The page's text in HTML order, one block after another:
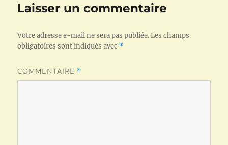
Laisser un commentaire
Votre adresse e-mail ne sera pas publiée. Les champs
obligatoires sont indiqués avec *
COMMENTAIRE *